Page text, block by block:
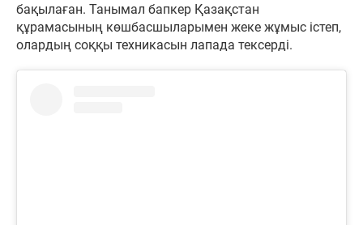
бақылаған. Танымал бапкер Қазақстан
құрамасының көшбасшыларымен жеке жұмыс істеп,
олардың соққы техникасын лапада тексерді.